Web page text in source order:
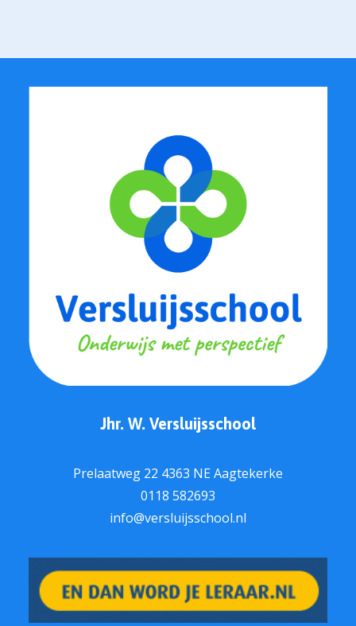
Jhr. W. Versluijsschool
Prelaatweg 22 4363 NE Aagtekerke
0118 582693
info@versluijsschool.nl